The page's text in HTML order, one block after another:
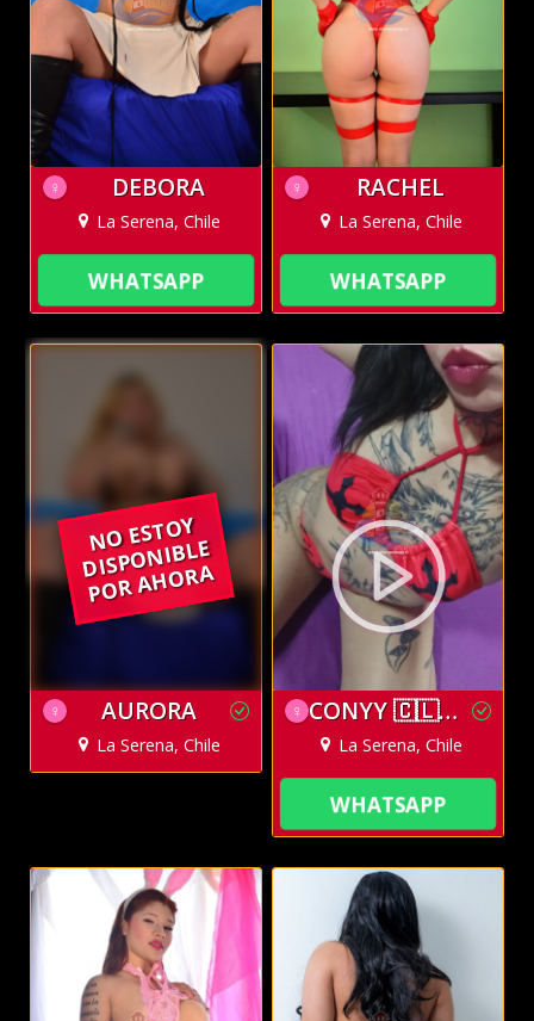
♀ DEBORA
La Serena, Chile
WHATSAPP
♀ RACHEL
La Serena, Chile
WHATSAPP
NO ESTOY
DISPONIBLE
POR AHORA
♀ AURORA
La Serena, Chile
♀ CONYY 🇨🇱🔥💋
La Serena, Chile
WHATSAPP